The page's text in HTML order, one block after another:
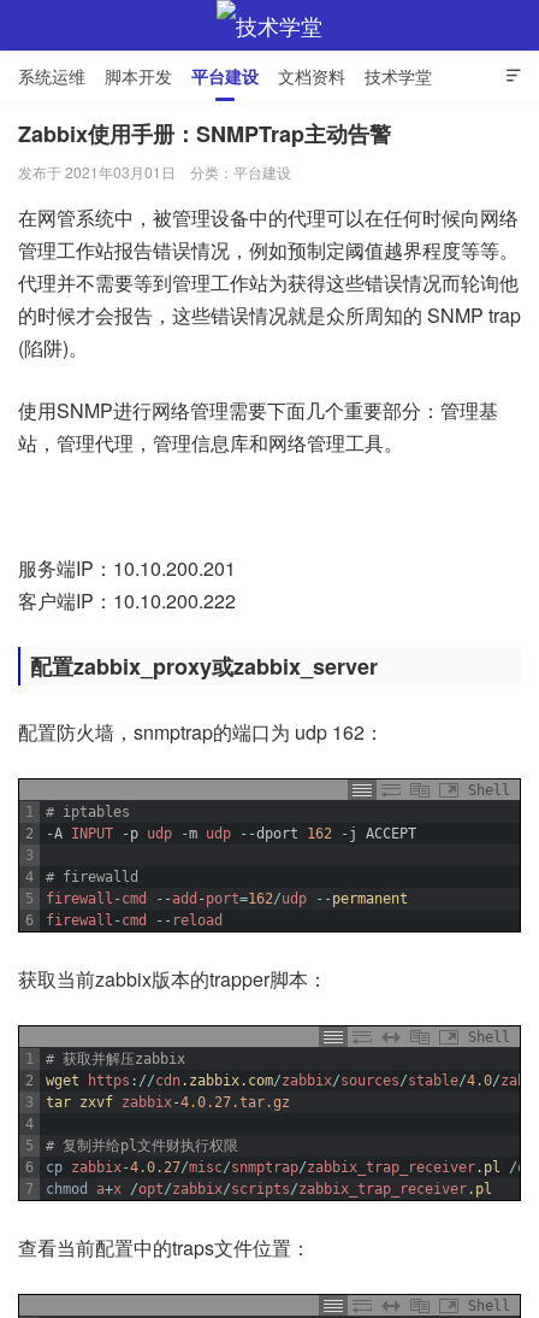

系统运维 脚本开发 平台建设 文档资料 技术学堂
Zabbix使用手册：SNMPTrap主动告警
发布于 2021年03月01日 分类： 平台建设
在网管系统中，被管理设备中的代理可以在任何时候向网络
管理工作站报告错误情况，例如预制定阈值越界程度等等。
代理并不需要等到管理工作站为获得这些错误情况而轮询他
的时候才会报告，这些错误情况就是众所周知的 SNMP trap
(陷阱)。
使用SNMP进行网络管理需要下面几个重要部分：管理基
站，管理代理，管理信息库和网络管理工具。
服务端IP：10.10.200.201
客户端IP：10.10.200.222
配置zabbix_proxy或zabbix_server
配置防火墙，snmptrap的端口为 udp 162：
Shell
1
2
3
4
5
6
# iptables
-A INPUT -p udp -m udp --dport 162 -j ACCEPT
# firewalld
firewall - cmd -- add - port=162/udp -- permanent
firewall -cmd -- reload
获取当前zabbix版本的trapper脚本：
Shell
1
2
3
4
5
6
7
# 获取并解压zabbix
wget
https : //cdn.zabbix.com/zabbix/sources/stable/4.0/
tar zxvf zabbix-4.0.27.tar.gz
# 复制并给pl文件财执行权限
cp zabbix-4.0.27/misc/snmptrap/zabbix_trap_receiver.pl /
chmod
a+x /opt/zabbix/scripts/zabbix_trap_receiver.pl
查看当前配置中的traps文件位置：
Shell